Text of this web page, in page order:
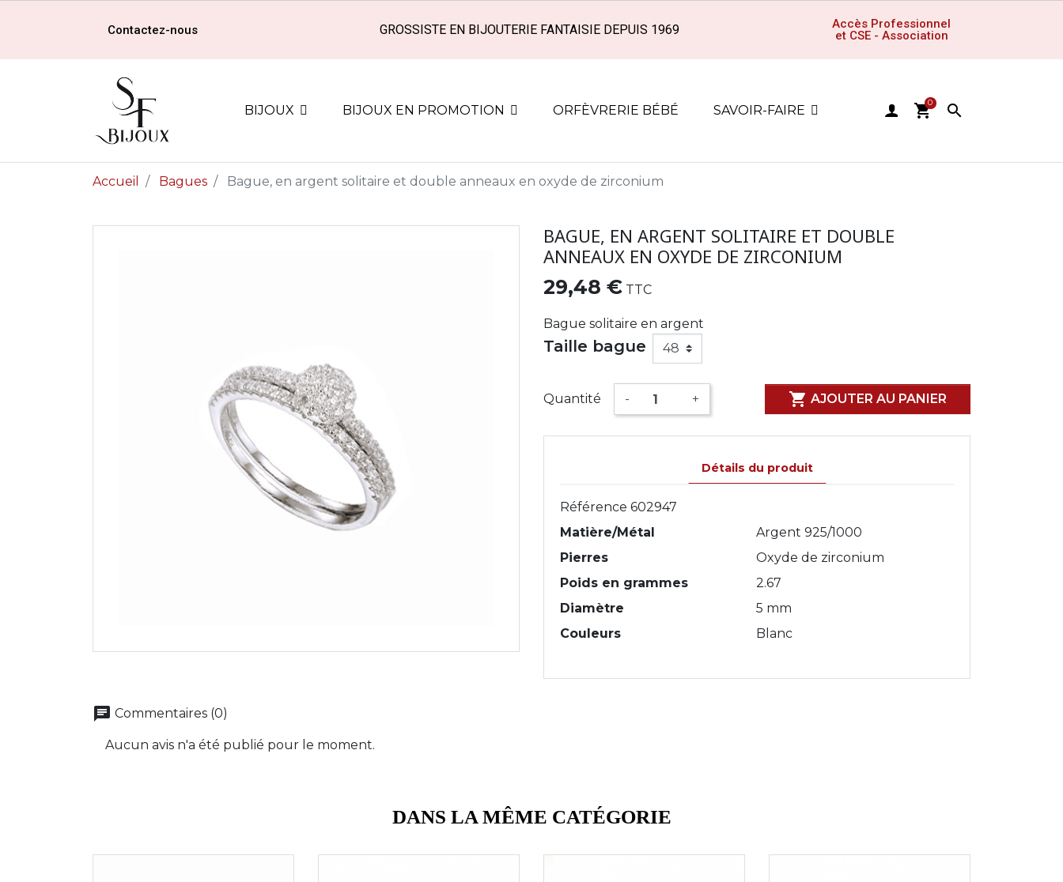
Contactez-nous GROSSISTE EN BIJOUTERIE FANTAISIE DEPUIS 1969
Accès Professionnel
et CSE - Association
BIJOUX BIJOUX EN PROMOTION ORFÈVRERIE BÉBÉ SAVOIR-FAIRE shopping_cart
0 
Accueil Bagues Bague, en argent solitaire et double anneaux en oxyde de zirconium
BAGUE, EN ARGENT SOLITAIRE ET DOUBLE
ANNEAUX EN OXYDE DE ZIRCONIUM
29,48 € TTC
Bague solitaire en argent
Taille bague
Quantité - +  AJOUTER AU PANIER
Détails du produit
Référence 602947
Matière/Métal
Argent 925/1000
Pierres
Oxyde de zirconium
Poids en grammes
2.67
Diamètre
5 mm
Couleurs
Blanc
chat Commentaires (0)
Aucun avis n'a été publié pour le moment.
DANS LA MÊME CATÉGORIE